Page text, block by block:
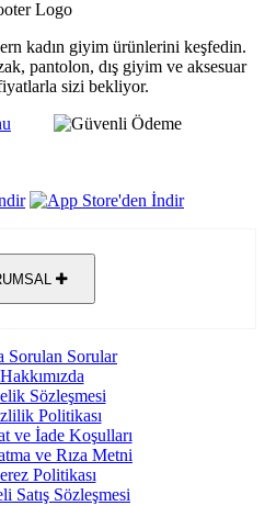
kadın giyim ürünlerini keşfedin.
pantolon, dış giyim ve aksesuar
sizi bekliyor.
Sorulan Sorular
Hakkımızda
Sözleşmesi
Politikası
ve İade Koşulları
ve Rıza Metni
Politikası
Satış Sözleşmesi